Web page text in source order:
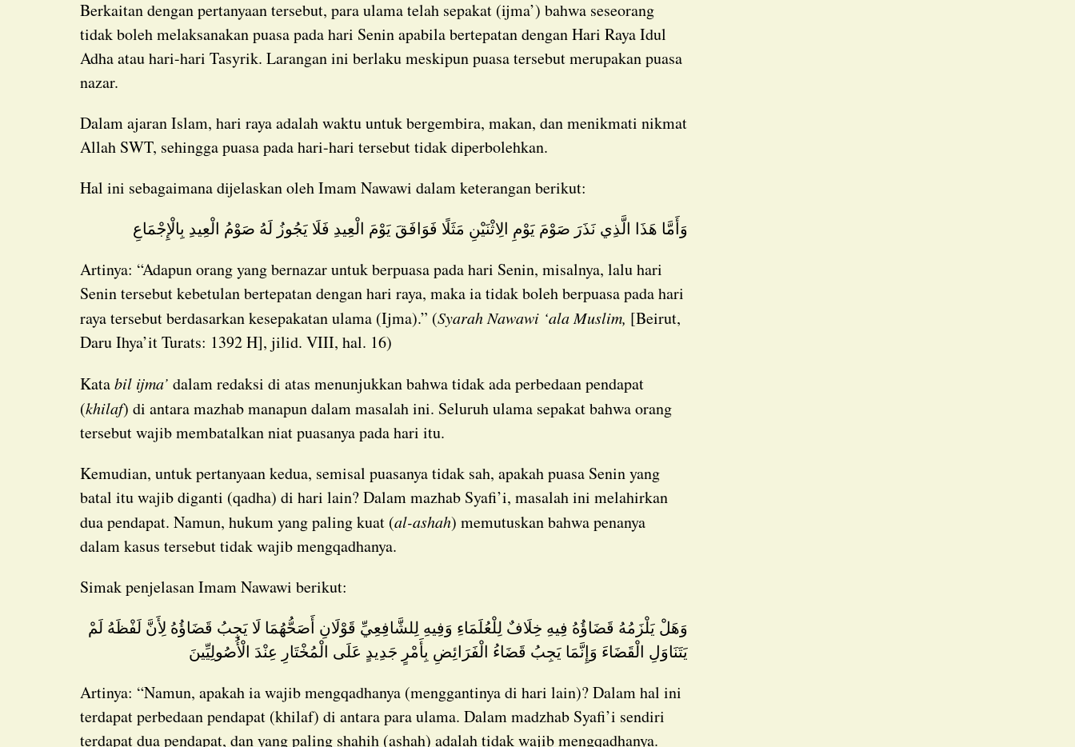
Berkaitan dengan pertanyaan tersebut, para ulama telah sepakat (ijma’) bahwa seseorang
tidak boleh melaksanakan puasa pada hari Senin apabila bertepatan dengan Hari Raya Idul
Adha atau hari-hari Tasyrik. Larangan ini berlaku meskipun puasa tersebut merupakan puasa
nazar.
Dalam ajaran Islam, hari raya adalah waktu untuk bergembira, makan, dan menikmati nikmat
Allah SWT, sehingga puasa pada hari-hari tersebut tidak diperbolehkan.
Hal ini sebagaimana dijelaskan oleh Imam Nawawi dalam keterangan berikut:
وَأَمَّا هَذَا الَّذِي نَذَرَ صَوْمَ يَوْمِ الِاثْنَيْنِ مَثَلًا فَوَافَقَ يَوْمَ الْعِيدِ فَلَا يَجُوزُ لَهُ صَوْمُ الْعِيدِ بِالْإِجْمَاعِ
Artinya: “Adapun orang yang bernazar untuk berpuasa pada hari Senin, misalnya, lalu hari
Senin tersebut kebetulan bertepatan dengan hari raya, maka ia tidak boleh berpuasa pada hari
raya tersebut berdasarkan kesepakatan ulama (Ijma).” (Syarah Nawawi ‘ala Muslim, [Beirut,
Daru Ihya’it Turats: 1392 H], jilid. VIII, hal. 16)
Katabil ijma’ dalam redaksi di atas menunjukkan bahwa tidak ada perbedaan pendapat
(khilaf) di antara mazhab manapun dalam masalah ini. Seluruh ulama sepakat bahwa orang
tersebut wajib membatalkan niat puasanya pada hari itu.
Kemudian, untuk pertanyaan kedua, semisal puasanya tidak sah, apakah puasa Senin yang
batal itu wajib diganti (qadha) di hari lain? Dalam mazhab Syafi’i, masalah ini melahirkan
dua pendapat. Namun, hukum yang paling kuat (al-ashah) memutuskan bahwa penanya
dalam kasus tersebut tidak wajib mengqadhanya.
Simak penjelasan Imam Nawawi berikut:
وَهَلْ يَلْزَمُهُ قَضَاؤُهُ فِيهِ خِلَافٌ لِلْعُلَمَاءِ وَفِيهِ لِلشَّافِعِيِّ قَوْلَانِ أَصَحُّهُمَا لَا يَجِبُ قَضَاؤُهُ لِأَنَّ لَفْظَهُ لَمْ
يَتَنَاوَلِ الْقَضَاءَ وَإِنَّمَا يَجِبُ قَضَاءُ الْفَرَائِضِ بِأَمْرٍ جَدِيدٍ عَلَى الْمُخْتَارِ عِنْدَ الْأُصُولِيِّينَ
Artinya: “Namun, apakah ia wajib mengqadhanya (menggantinya di hari lain)? Dalam hal ini
terdapat perbedaan pendapat (khilaf) di antara para ulama. Dalam madzhab Syafi’i sendiri
terdapat dua pendapat, dan yang paling shahih (ashah) adalah tidak wajib mengqadhanya.